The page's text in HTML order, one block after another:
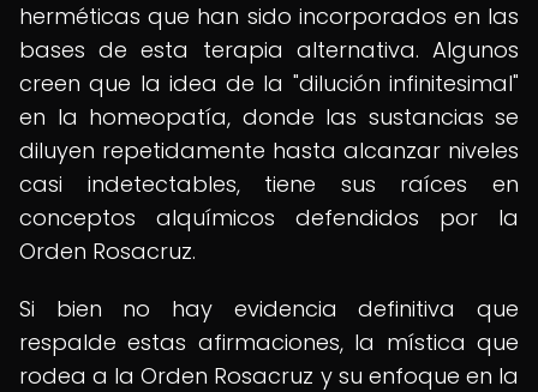
herméticas que han sido incorporados en las
bases de esta terapia alternativa. Algunos
creen que la idea de la "dilución infinitesimal"
en la homeopatía, donde las sustancias se
diluyen repetidamente hasta alcanzar niveles
casi indetectables, tiene sus raíces en
conceptos alquímicos defendidos por la
Orden Rosacruz.
Si bien no hay evidencia definitiva que
respalde estas afirmaciones, la mística que
rodea a la Orden Rosacruz y su enfoque en la